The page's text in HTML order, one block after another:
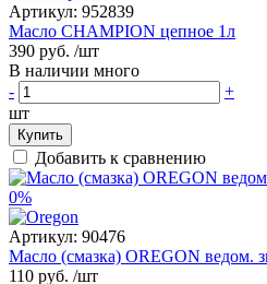
Артикул: 952839
Масло CHAMPION цепное 1л
390 руб. /шт
В наличии много
-
+
шт
Купить
Добавить к сравнению
0%
Артикул: 90476
Масло (смазка) OREGON ведом.
110 руб. /шт